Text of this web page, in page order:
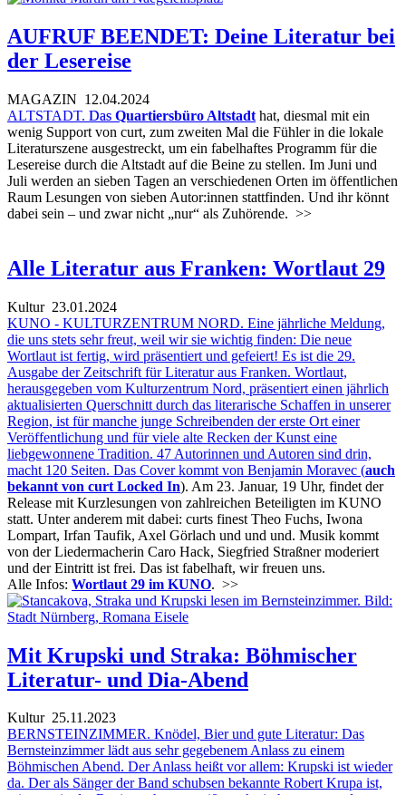
AUFRUF BEENDET: Deine Literatur bei
der Lesereise
MAGAZIN 12.04.2024
ALTSTADT. Das Quartiersbüro Altstadt hat, diesmal mit ein
wenig Support von curt, zum zweiten Mal die Fühler in die lokale
Literaturszene ausgestreckt, um ein fabelhaftes Programm für die
Lesereise durch die Altstadt auf die Beine zu stellen. Im Juni und
Juli werden an sieben Tagen an verschiedenen Orten im öffentlichen
Raum Lesungen von sieben Autor:innen stattfinden. Und ihr könnt
dabei sein – und zwar nicht „nur“ als Zuhörende. >>
Alle Literatur aus Franken: Wortlaut 29
Kultur23.01.2024
KUNO - KULTURZENTRUM NORD. Eine jährliche Meldung,
die uns stets sehr freut, weil wir sie wichtig finden: Die neue
Wortlaut ist fertig, wird präsentiert und gefeiert! Es ist die 29.
Ausgabe der Zeitschrift für Literatur aus Franken. Wortlaut,
herausgegeben vom Kulturzentrum Nord, präsentiert einen jährlich
aktualisierten Querschnitt durch das literarische Schaffen in unserer
Region, ist für manche junge Schreibenden der erste Ort einer
Veröffentlichung und für viele alte Recken der Kunst eine
liebgewonnene Tradition. 47 Autorinnen und Autoren sind drin,
macht 120 Seiten. Das Cover kommt von Benjamin Moravec (auch
bekannt von curt Locked In). Am 23. Januar, 19 Uhr, findet der
Release mit Kurzlesungen von zahlreichen Beteiligten im KUNO
statt. Unter anderem mit dabei: curts finest Theo Fuchs, Iwona
Lompart, Irfan Taufik, Axel Görlach und und und. Musik kommt
von der Liedermacherin Caro Hack, Siegfried Straßner moderiert
und der Eintritt ist frei. Das ist fabelhaft, wir freuen uns.
Alle Infos: Wortlaut 29 im KUNO. >>
Mit Krupski und Straka: Böhmischer
Literatur- und Dia-Abend
Kultur25.11.2023
BERNSTEINZIMMER. Knödel, Bier und gute Literatur: Das
Bernsteinzimmer lädt aus sehr gegebenem Anlass zu einem
Böhmischen Abend. Der Anlass heißt vor allem: Krupski ist wieder
da. Der als Sänger der Band schubsen bekannte Robert Krupa ist,